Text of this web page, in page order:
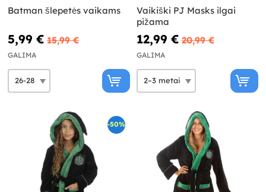
Batman šlepetės vaikams
5,99 € 15,99 €
GALIMA
Vaikiški PJ Masks ilgai
pižama
12,99 € 20,99 €
GALIMA
-50%